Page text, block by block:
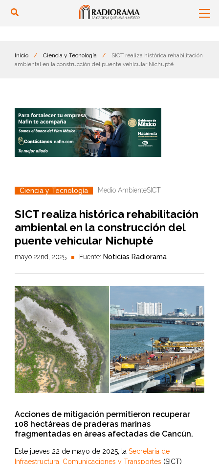
Inicio / Ciencia y Tecnología /
SICT realiza histórica rehabilitación
ambiental en la construcción del puente vehicular Nichupté
Ciencia y Tecnología Medio AmbienteSICT
SICT realiza histórica rehabilitación
ambiental en la construcción del
puente vehicular Nichupté
mayo 22nd, 2025 Fuente: Noticias Radiorama
Acciones de mitigación permitieron recuperar
108 hectáreas de praderas marinas
fragmentadas en áreas afectadas de Cancún.
Este jueves 22 de mayo de 2025, la Secretaría de
Infraestructura, Comunicaciones y Transportes (SICT)